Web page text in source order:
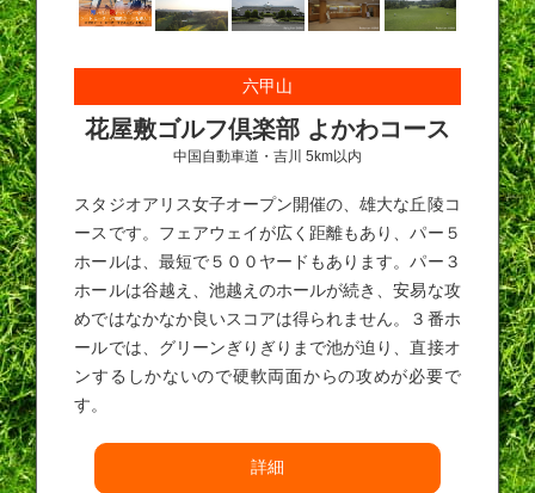
六甲山
花屋敷ゴルフ倶楽部 よかわコース
中国自動車道・吉川 5km以内
スタジオアリス女子オープン開催の、雄大な丘陵コ
ースです。フェアウェイが広く距離もあり、パー５
ホールは、最短で５００ヤードもあります。パー３
ホールは谷越え、池越えのホールが続き、安易な攻
めではなかなか良いスコアは得られません。３番ホ
ールでは、グリーンぎりぎりまで池が迫り、直接オ
ンするしかないので硬軟両面からの攻めが必要で
す。
詳細